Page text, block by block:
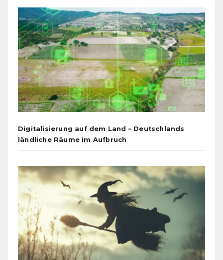
Digitalisierung auf dem Land – Deutschlands
ländliche Räume im Aufbruch